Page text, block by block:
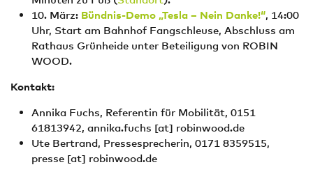
10. März: Bündnis-Demo „Tesla – Nein Danke!“, 14:00
Uhr, Start am Bahnhof Fangschleuse, Abschluss am
Rathaus Grünheide unter Beteiligung von ROBIN
WOOD.
Kontakt:
Annika Fuchs, Referentin für Mobilität, 0151
61813942, annika.fuchs [at] robinwood.de
Ute Bertrand, Pressesprecherin, 0171 8359515,
presse [at] robinwood.de